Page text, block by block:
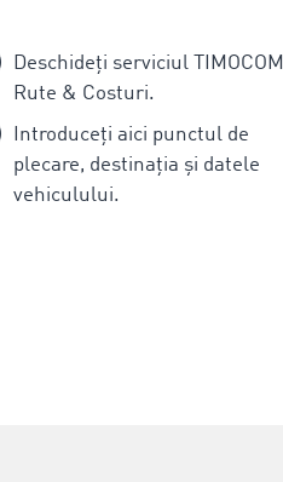
Deschideți serviciul TIMOCOM
Rute & Costuri.
Introduceți aici punctul de
plecare, destinația și datele
vehiculului.